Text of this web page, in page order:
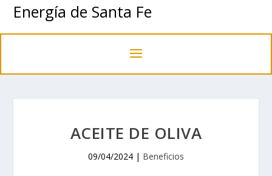
Energía de Santa Fe
ACEITE DE OLIVA
09/04/2024 | Beneficios